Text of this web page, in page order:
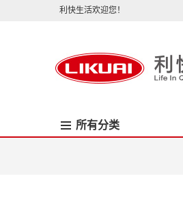
利快生活欢迎您！
所有分类